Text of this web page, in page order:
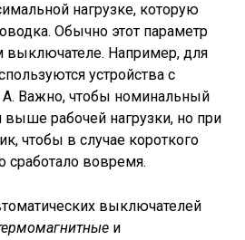
нагрузке, которую
Обычно этот параметр
выключателе. Например, для
устройства с
Важно, чтобы номинальный
рабочей нагрузки, но при
чтобы в случае короткого
сработало вовремя.
выключателей
и